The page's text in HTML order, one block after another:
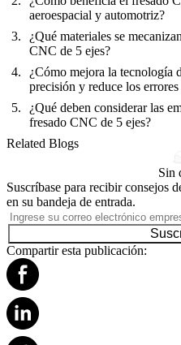
aeroespacial y automotriz?
¿Qué materiales se
CNC de 5 ejes?
¿Cómo mejora la tecnología
precisión y reduce los
¿Qué deben considerar las
fresado CNC de 5 ejes?
Related Blogs
Sin
Suscríbase para recibir consejos
en su bandeja de entrada.
Compartir esta publicación: